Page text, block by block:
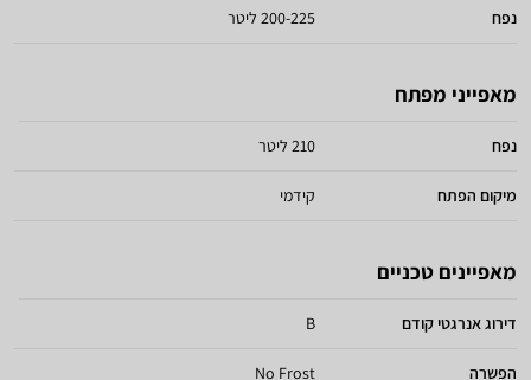
נפח 200-225 ליטר
מאפייני מפתח
נפח 210 ליטר
מיקום הפתח קידמי
מאפיינים טכניים
דירוג אנרגטי קודם B
הפשרה No Frost